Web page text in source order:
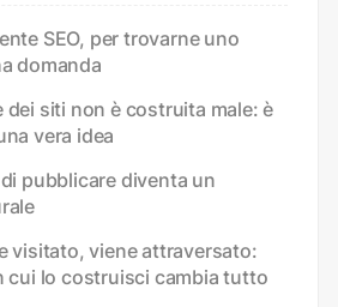
SEO, per trovarne uno
domanda
dei siti non è costruita male: è
vera idea
pubblicare diventa un
visitato, viene attraversato:
cui lo costruisci cambia tutto